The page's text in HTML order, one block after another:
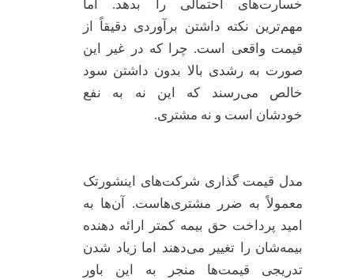
خسارت‌های احتمالی را بدهد. اما
مهم‌ترین نکته داشتن برآوردی دقیقاً از
قیمت واقعی است. چرا که در غیر این
صورت به رشدی بالا بدون داشتن سود
خالص می‌رسند که این نه به نفع
خودشان است و نه مشتری.
مدل قیمت گذاری شرکت‌های اینشورتک
معمولاً به ضرر مشتری‌هاست. آن‌ها به
امید پرداخت حق بیمه کمتر ارائه دهنده
بیمه‌شان را تغییر می‌دهند اما زیاد شدن
تدریجی قیمت‌ها منجر به این باور